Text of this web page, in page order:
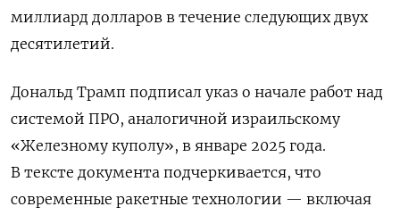
миллиард долларов в течение следующих двух
десятилетий.
Дональд Трамп подписал указ о начале работ над
системой ПРО, аналогичной израильскому
«Железному куполу», в январе 2025 года.
В тексте документа подчеркивается, что
современные ракетные технологии — включая